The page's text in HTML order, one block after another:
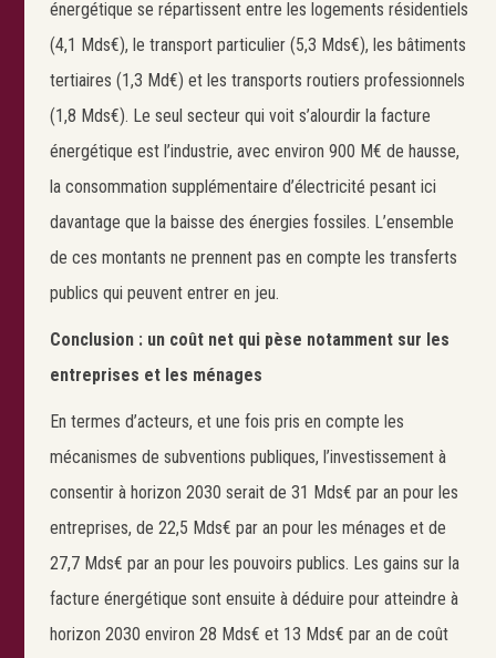
énergétique se répartissent entre les logements résidentiels
(4,1 Mds€), le transport particulier (5,3 Mds€), les bâtiments
tertiaires (1,3 Md€) et les transports routiers professionnels
(1,8 Mds€). Le seul secteur qui voit s’alourdir la facture
énergétique est l’industrie, avec environ 900 M€ de hausse,
la consommation supplémentaire d’électricité pesant ici
davantage que la baisse des énergies fossiles. L’ensemble
de ces montants ne prennent pas en compte les transferts
publics qui peuvent entrer en jeu.
Conclusion : un coût net qui pèse notamment sur les
entreprises et les ménages
En termes d’acteurs, et une fois pris en compte les
mécanismes de subventions publiques, l’investissement à
consentir à horizon 2030 serait de 31 Mds€ par an pour les
entreprises, de 22,5 Mds€ par an pour les ménages et de
27,7 Mds€ par an pour les pouvoirs publics. Les gains sur la
facture énergétique sont ensuite à déduire pour atteindre à
horizon 2030 environ 28 Mds€ et 13 Mds€ par an de coût
Search